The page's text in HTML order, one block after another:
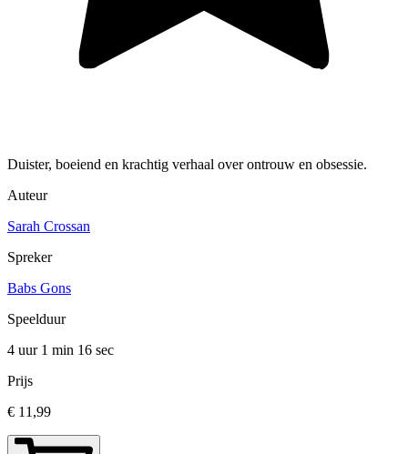
Duister, boeiend en krachtig verhaal over ontrouw en obsessie.
Auteur
Sarah Crossan
Spreker
Babs Gons
Speelduur
4 uur 1 min 16 sec
Prijs
€ 11,99